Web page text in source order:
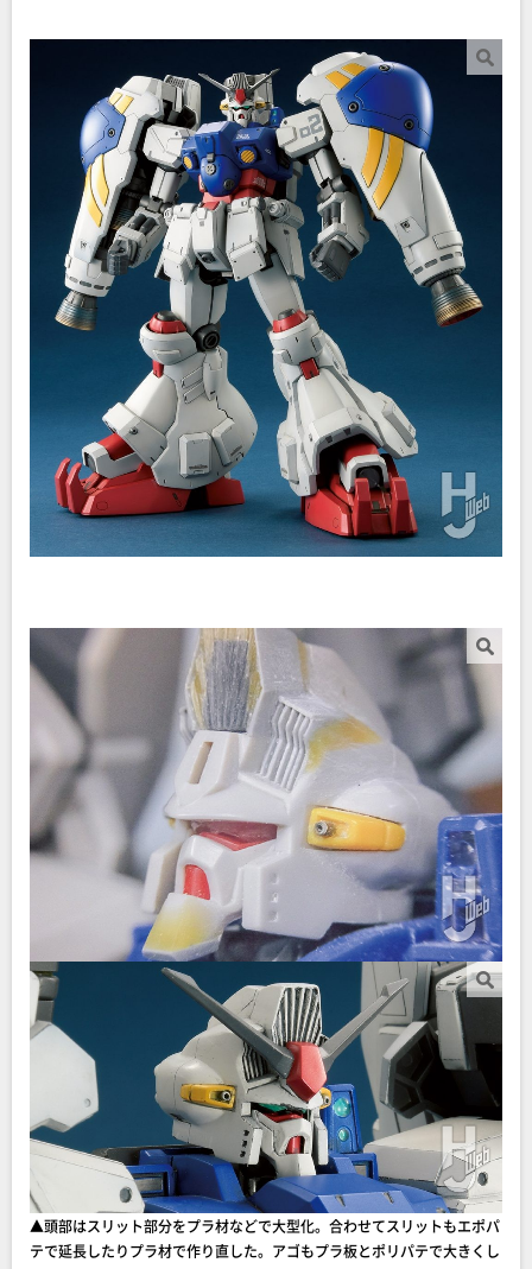
▲頭部はスリット部分をプラ材などで大型化。合わせてスリットもエポパ
テで延長したりプラ材で作り直した。アゴもプラ板とポリパテで大きくし